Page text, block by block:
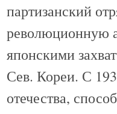
партизанский
революционную
японскими
Сев. Кореи. С
отечества,